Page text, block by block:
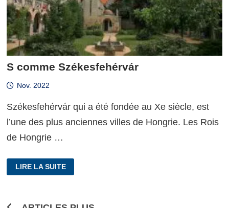
S comme Székesfehérvár
Nov. 2022
Székesfehérvár qui a été fondée au Xe siècle, est
l’une des plus anciennes villes de Hongrie. Les Rois
de Hongrie …
COMME
SZÉKESFEHÉRVÁR
LIRE LA SUITE